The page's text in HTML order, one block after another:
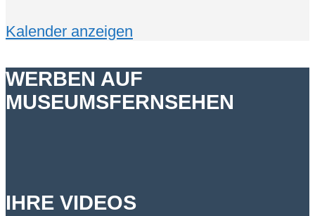
Kalender anzeigen
WERBEN AUF
MUSEUMSFERNSEHEN
IHRE VIDEOS